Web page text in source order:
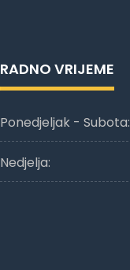
RADNO VRIJEME
Ponedjeljak - Subota:
Nedjelja: